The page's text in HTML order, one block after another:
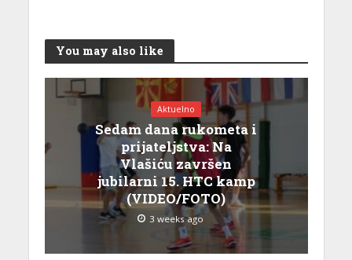
You may also like
Aktuelno
Sedam dana rukometa i
prijateljstva: Na
Vlašiću završen
jubilarni 15. HTC kamp
(VIDEO/FOTO)
3 weeks ago